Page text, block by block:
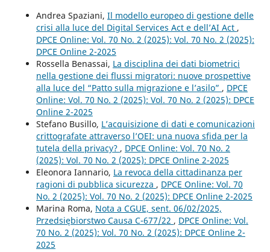
Andrea Spaziani, Il modello europeo di gestione delle
crisi alla luce del Digital Services Act e dell’AI Act ,
DPCE Online: Vol. 70 No. 2 (2025): Vol. 70 No. 2 (2025):
DPCE Online 2-2025
Rossella Benassai, La disciplina dei dati biometrici
nella gestione dei flussi migratori: nuove prospettive
alla luce del “Patto sulla migrazione e l’asilo” , DPCE
Online: Vol. 70 No. 2 (2025): Vol. 70 No. 2 (2025): DPCE
Online 2-2025
Stefano Busillo, L’acquisizione di dati e comunicazioni
crittografate attraverso l’OEI: una nuova sfida per la
tutela della privacy? , DPCE Online: Vol. 70 No. 2
(2025): Vol. 70 No. 2 (2025): DPCE Online 2-2025
Eleonora Iannario, La revoca della cittadinanza per
ragioni di pubblica sicurezza , DPCE Online: Vol. 70
No. 2 (2025): Vol. 70 No. 2 (2025): DPCE Online 2-2025
Marina Roma, Nota a CGUE, sent. 06/02/2025,
Przedsiębiorstwo Causa C-677/22 , DPCE Online: Vol.
70 No. 2 (2025): Vol. 70 No. 2 (2025): DPCE Online 2-
2025